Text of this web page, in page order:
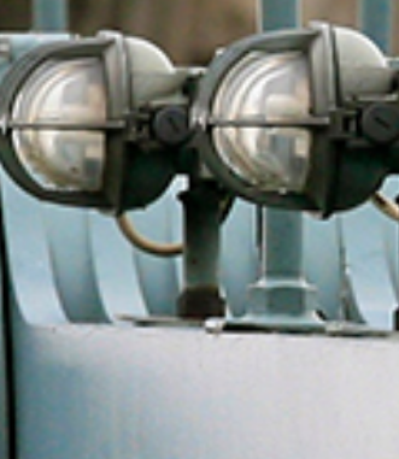
ERDAL GMBH
Mit Marken wie Erdal, Frosch, Tofix, Emsal und Rorax ist Erdal
als innovatives Unternehmen auf dem europäischen Markt
bestens etabliert.
VISIT PAGE
FELDER KG - HOLZBEARBEITUNG
FELDER entwickelt und produziert in Hall in Tirol/Österreich
erstklassige Holzbearbeitungsmaschinen für den weltweiten